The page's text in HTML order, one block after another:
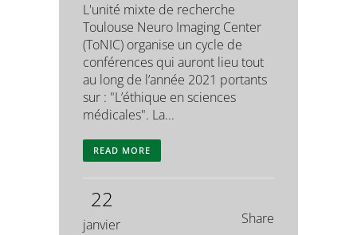
L'unité mixte de recherche
Toulouse Neuro Imaging Center
(ToNIC) organise un cycle de
conférences qui auront lieu tout
au long de l’année 2021 portants
sur : "L’éthique en sciences
médicales". La...
READ MORE
22
janvier Share